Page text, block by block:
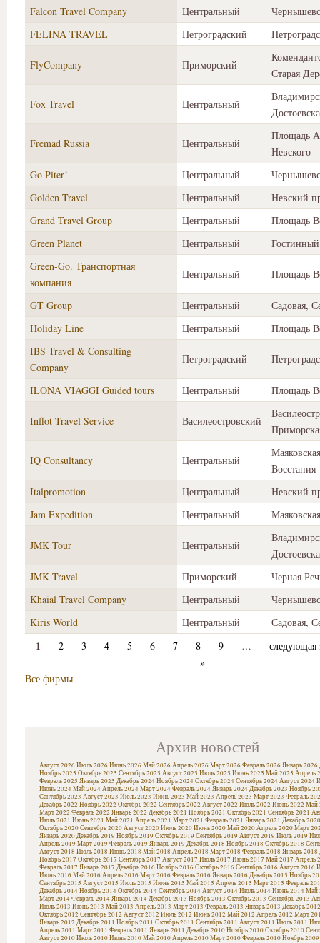
Falcon Travel Company Центральный
FELINA TRAVEL
Петроградский
FlyCompany Приморский
Старая
Fox Travel Центральный
Fremad Russia Центральный
Площадь
Невского
Go Piter!
Центральный
Golden Travel
Центральный
Невский
Grand Travel Group
Центральный
Площадь
Green Planet
Центральный
Green-Go. Транспортная
компания
Центральный Площадь
GT Group Центральный
Садовая,
Holiday Line
Центральный
Площадь
IBS Travel & Consulting
Company
Петроградский
ILONA VIAGGI Guided tours Центральный Площадь
Inflot Travel Service Василеостровский
IQ Consultancy Центральный
Восстания
Italpromotion
Центральный
Невский
Jam Expedition
Центральный Маяковская
JMK Tour Центральный
JMK Travel
Приморский
Черная
Khaial Travel Company
Центральный
Kiris World
Центральный Садовая,
1 2 3 4 5 6 7 8 9 …
следующая
»
Все фирмы
Архив новостей
Август 2026 Июль 2026 Июнь 2026 Май 2026 Апрель 2026 Март 2026 Февраль 2026 Январь 2026
Ноябрь 2025 Октябрь 2025 Сентябрь 2025 Август 2025 Июль 2025 Июнь 2025 Май 2025 Апрель
Февраль 2025 Январь 2025 Декабрь 2024Ноябрь 2024Октябрь 2024Сентябрь 2024Август 2024
Июнь 2024Май 2024Апрель 2024Март 2024Февраль 2024Январь 2024Декабрь 2023 Ноябрь
Сентябрь 2023 Август 2023 Июль 2023 Июнь 2023 Май 2023 Апрель 2023 Март 2023 Февраль
Декабрь 2022 Ноябрь 2022 Октябрь 2022 Сентябрь 2022 Август 2022 Июль 2022 Июнь 2022 Май
Март 2022 Февраль 2022 Январь 2022 Декабрь 2021 Ноябрь 2021 Октябрь 2021 Сентябрь 2021
Июль 2021 Июнь 2021 Май 2021 Апрель 2021 Март 2021 Февраль 2021 Январь 2021 Декабрь 2020
Октябрь 2020Сентябрь 2020Август 2020Июль 2020Июнь 2020Май 2020Апрель 2020Март
Январь 2020Декабрь 2019 Ноябрь 2019 Октябрь 2019 Сентябрь 2019 Август 2019 Июль 2019
Апрель 2019 Март 2019 Февраль 2019 Январь 2019 Декабрь 2018 Ноябрь 2018 Октябрь 2018
Август 2018 Июль 2018 Июнь 2018 Май 2018 Апрель 2018 Март 2018 Февраль 2018 Январь 2018
Ноябрь 2017 Октябрь 2017 Сентябрь 2017 Август 2017 Июль 2017 Июнь 2017 Май 2017 Апрель
Февраль 2017 Январь 2017 Декабрь 2016 Ноябрь 2016 Октябрь 2016 Сентябрь 2016 Август 2016
Июнь 2016 Май 2016 Апрель 2016 Март 2016 Февраль 2016 Январь 2016 Декабрь 2015 Ноябрь
Сентябрь 2015 Август 2015 Июль 2015 Июнь 2015 Май 2015 Апрель 2015 Март 2015 Февраль
Декабрь 2014Ноябрь 2014Октябрь 2014Сентябрь 2014Август 2014Июль 2014Июнь 2014Май
Март 2014Февраль 2014Январь 2014Декабрь 2013 Ноябрь 2013 Октябрь 2013 Сентябрь 2013
Июль 2013 Июнь 2013 Май 2013 Апрель 2013 Март 2013 Февраль 2013 Январь 2013 Декабрь 2012
Октябрь 2012 Сентябрь 2012 Август 2012 Июль 2012 Июнь 2012 Май 2012 Апрель 2012 Март
Январь 2012 Декабрь 2011 Ноябрь 2011 Октябрь 2011 Сентябрь 2011 Август 2011 Июль 2011
Апрель 2011 Март 2011 Февраль 2011 Январь 2011 Декабрь 2010Ноябрь 2010Октябрь 2010
Август 2010Июль 2010Июнь 2010Май 2010Апрель 2010Март 2010Февраль 2010Ноябрь 2009